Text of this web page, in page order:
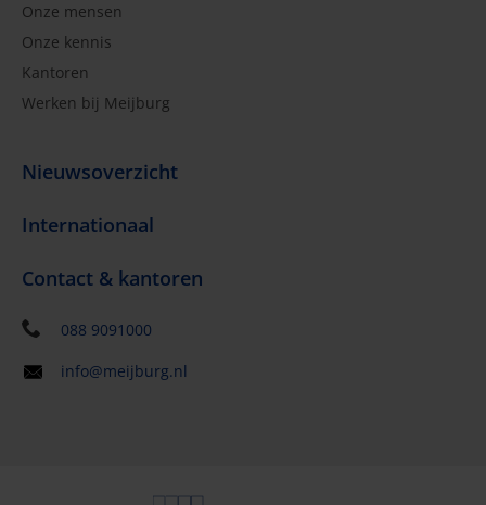
Onze mensen
Onze kennis
Kantoren
Werken bij Meijburg
Nieuwsoverzicht
Internationaal
Contact & kantoren
088 9091000
info@meijburg.nl